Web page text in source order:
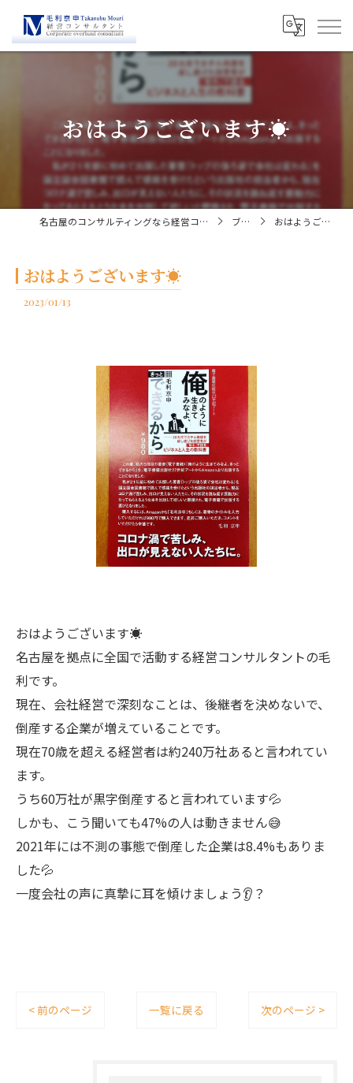
おはようございます☀
名古屋のコンサルティングなら経営コンサルタント毛利京申 ブログ おはようございます☀
おはようございます☀
2023/01/13
おはようございます☀
名古屋を拠点に全国で活動する経営コンサルタントの毛
利です。
現在、会社経営で深刻なことは、後継者を決めないで、
倒産する企業が増えていることです。
現在70歳を超える経営者は約240万社あると言われてい
ます。
うち60万社が黒字倒産すると言われています💦
しかも、こう聞いても47%の人は動きません😅
2021年には不測の事態で倒産した企業は8.4%もありま
した💦
一度会社の声に真摯に耳を傾けましょう👂？
< 前のページ 一覧に戻る 次のページ >